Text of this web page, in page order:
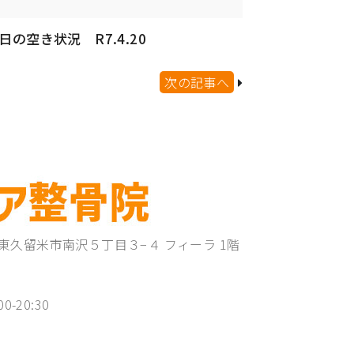
の空き状況 R7.4.20
次の記事へ
久留米市南沢５丁目３−４ フィーラ 1階
20:30